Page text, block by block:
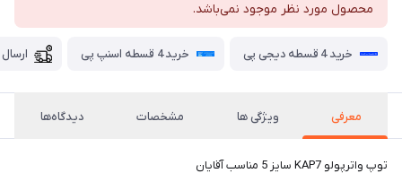
محصول مورد نظر موجود نمی‌باشد.
خرید 4 قسطه دیجی پی خرید 4 قسطه اسنپ پی
معرفی ویژگی ها مشخصات دیدگاه‌ها
توپ واترپولو KAP7 سایز 5 مناسب آقایان